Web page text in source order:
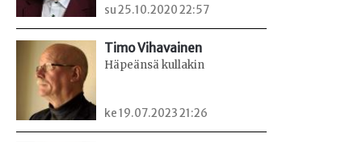
su 25.10.2020 22:57
Timo Vihavainen
Häpeänsä kullakin
ke 19.07.2023 21:26